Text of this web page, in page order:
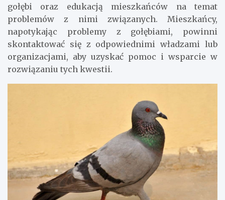
gołębi oraz edukacją mieszkańców na temat
problemów z nimi związanych. Mieszkańcy,
napotykając problemy z gołębiami, powinni
skontaktować się z odpowiednimi władzami lub
organizacjami, aby uzyskać pomoc i wsparcie w
rozwiązaniu tych kwestii.